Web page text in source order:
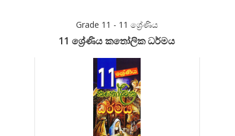
Grade 11 - 11 ශ්‍රේණිය
11 ශ්‍රේණිය කතෝලික ධර්මය